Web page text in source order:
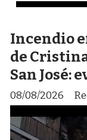
Incendio
de
San José:
08/08/2026